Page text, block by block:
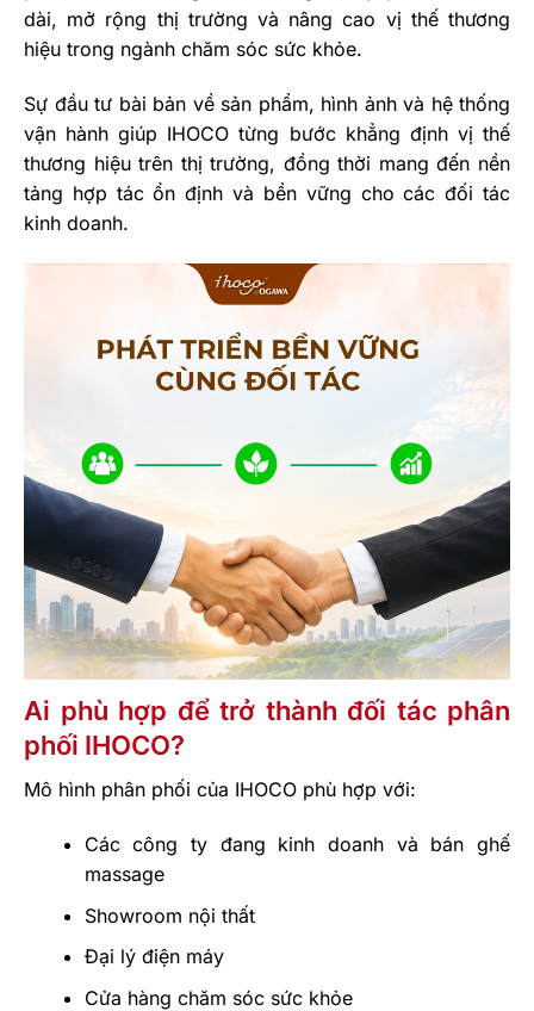
dài, mở rộng thị trường và nâng cao vị thế thương
hiệu trong ngành chăm sóc sức khỏe.
Sự đầu tư bài bản về sản phẩm, hình ảnh và hệ thống
vận hành giúp IHOCO từng bước khẳng định vị thế
thương hiệu trên thị trường, đồng thời mang đến nền
tảng hợp tác ổn định và bền vững cho các đối tác
kinh doanh.
Ai phù hợp để trở thành đối tác phân
phối IHOCO?
Mô hình phân phối của IHOCO phù hợp với:
Các công ty đang kinh doanh và bán ghế
massage
Showroom nội thất
Đại lý điện máy
Cửa hàng chăm sóc sức khỏe